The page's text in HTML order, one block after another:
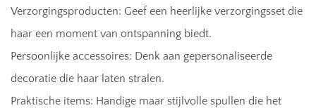
Verzorgingsproducten: Geef een heerlijke verzorgingsset die
haar een moment van ontspanning biedt.
Persoonlijke accessoires: Denk aan gepersonaliseerde
decoratie die haar laten stralen.
Praktische items: Handige maar stijlvolle spullen die het